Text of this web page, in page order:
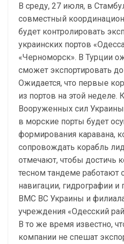
В среду, 27 июля, в
совместный
будет контролировать
украинских портов
«Черноморск». В Турции
сможет экспортировать
Ожидается, что первые
из портов на этой
Вооруженных сил
в морские порты будет
формирования каравана,
сопровождать корабль
отмечают, чтобы достичь
тесном тандеме работают
навигации, гидрографии и
ВМС ВС Украины и филиала
учреждения «Одесский
В то же время известно,
компании не спешат